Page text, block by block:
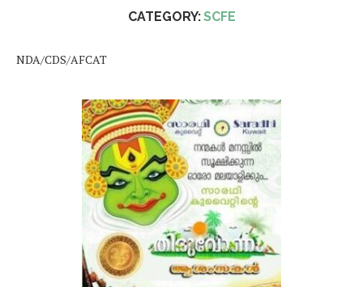
CATEGORY:SCFE
NDA/CDS/AFCAT